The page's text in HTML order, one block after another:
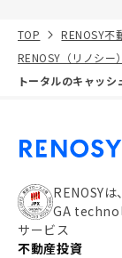
TOP RENOSY不
RENOSY（リノシー
トータルのキャッ
RENOSY
GA
サービス
不動産投資